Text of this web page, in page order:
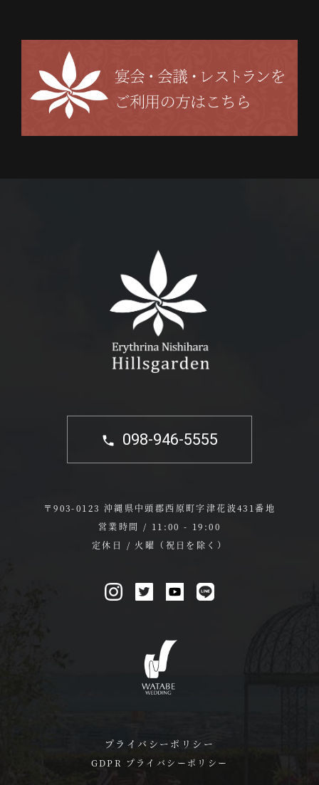
098-946-5555
〒903-0123 沖縄県中頭郡西原町字津花波431番地
営業時間 / 11:00 - 19:00
定休日 / 火曜（祝日を除く）
プライバシーポリシー
GDPR プライバシーポリシー